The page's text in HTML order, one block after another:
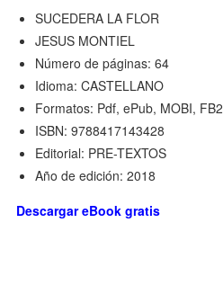
SUCEDERA LA FLOR
JESUS MONTIEL
Número de páginas: 64
Idioma: CASTELLANO
Formatos: Pdf, ePub, MOBI, FB2
ISBN: 9788417143428
Editorial: PRE-TEXTOS
Año de edición: 2018
Descargar eBook gratis